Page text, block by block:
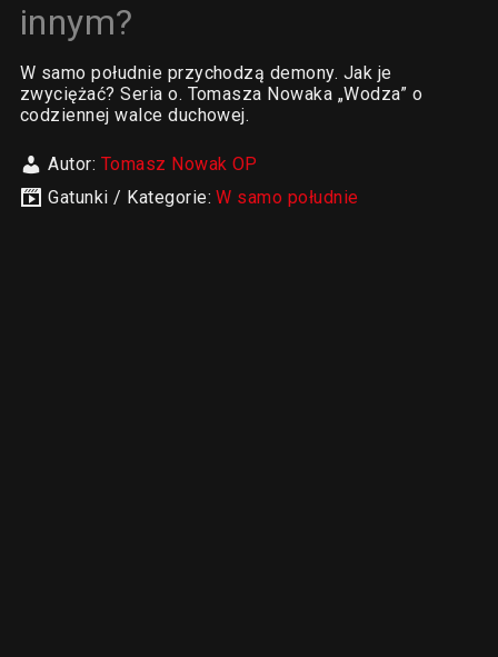
innym?
W samo południe przychodzą demony. Jak je
zwyciężać? Seria o. Tomasza Nowaka „Wodza” o
codziennej walce duchowej.
Autor: Tomasz Nowak OP
Gatunki / Kategorie:W samo południe